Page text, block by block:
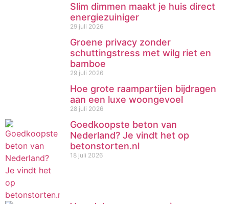
Slim dimmen maakt je huis direct
energiezuiniger
29 juli 2026
Groene privacy zonder
schuttingstress met wilg riet en
bamboe
29 juli 2026
Hoe grote raampartijen bijdragen
aan een luxe woongevoel
28 juli 2026
Goedkoopste beton van
Nederland? Je vindt het op
betonstorten.nl
18 juli 2026